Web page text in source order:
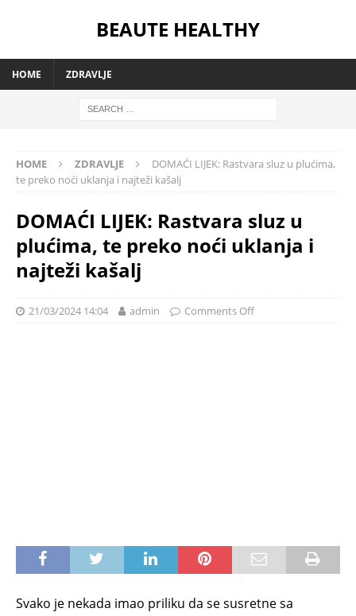
BEAUTE HEALTHY
HOME ZDRAVLJE
HOME ZDRAVLJE
DOMAĆI LIJEK: Rastvara sluz u plućima,
te preko noći uklanja i najteži kašalj
DOMAĆI LIJEK: Rastvara sluz u
plućima, te preko noći uklanja i
najteži kašalj
21/03/2024 14:04 admin Comments Off
Svako je nekada imao priliku da se susretne sa